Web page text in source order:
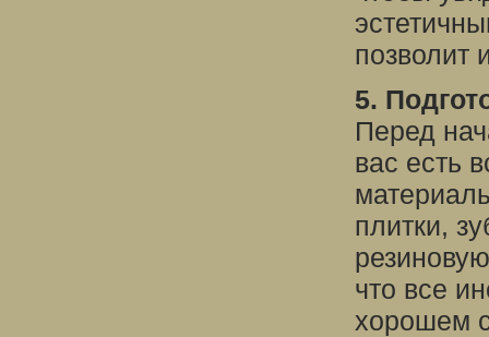
позволит
5.
Перед
вас есть
плитки,
что все
хорошем